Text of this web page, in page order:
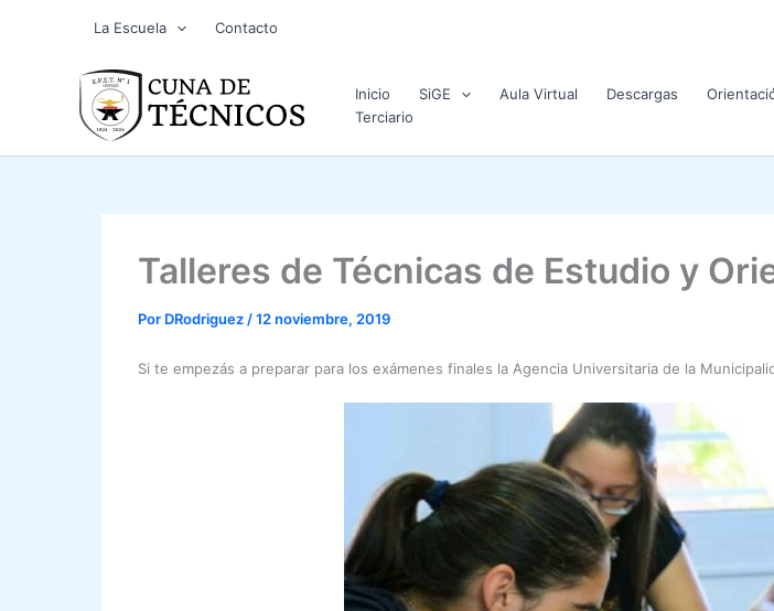
La Escuela Contacto
Inicio SiGE Aula Virtual Descargas
Terciario
Talleres de Técnicas de Estudio y
Por DRodriguez /12 noviembre, 2019
Si te empezás a preparar para los exámenes finales la Agencia Universitaria de la